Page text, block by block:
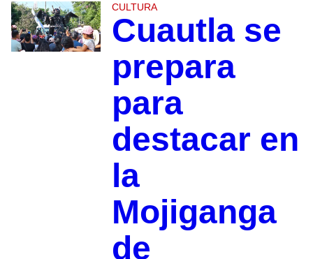
CULTURA
Cuautla se
prepara
para
destacar en
la
Mojiganga
de